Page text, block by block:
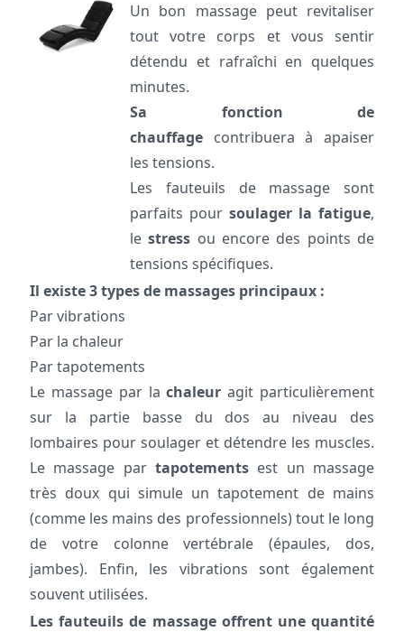
Un bon massage peut revitaliser
tout votre corps et vous sentir
détendu et rafraîchi en quelques
minutes.
Sa fonction de
chauffage contribuera à apaiser
les tensions.
Les fauteuils de massage sont
parfaits pour soulager la fatigue,
lestress ou encore des points de
tensions spécifiques.
Il existe 3 types de massages principaux :
Par vibrations
Par la chaleur
Par tapotements
Le massage par lachaleur agit particulièrement
sur la partie basse du dos au niveau des
lombaires pour soulager et détendre les muscles.
Le massage par tapotements est un massage
très doux qui simule un tapotement de mains
(comme les mains des professionnels) tout le long
de votre colonne vertébrale (épaules, dos,
jambes). Enfin, les vibrations sont également
souvent utilisées.
Les fauteuils de massage offrent une quantité